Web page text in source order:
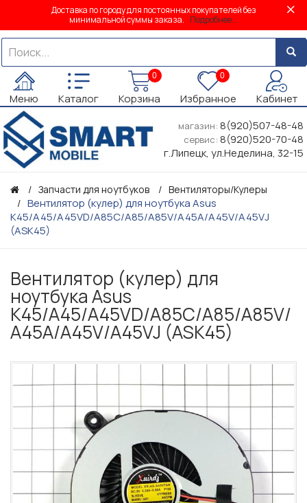
Доставка по городу для постоянных покупателей без
минимальной суммы заказа. Подробнее...
Меню Каталог
0
Корзина
0
Избранное Кабинет
магазин: 8(920)507-48-48
сервис: 8(920)520-70-48
г.Липецк, ул.Неделина, 32-15
Запчасти для ноутбуков Вентиляторы/Кулеры
Вентилятор (кулер) для ноутбука Asus
K45/A45/A45VD/A85C/A85/A85V/A45A/A45V/A45VJ
(ASK45)
Вентилятор (кулер) для
ноутбука Asus
K45/A45/A45VD/A85C/A85/A85V/
A45A/A45V/A45VJ (ASK45)